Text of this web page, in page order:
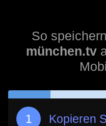
So
münchen.tv
Kopieren